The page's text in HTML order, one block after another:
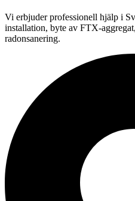
Vi erbjuder professionell hjälp i
installation, byte av FTX-
radonsanering.